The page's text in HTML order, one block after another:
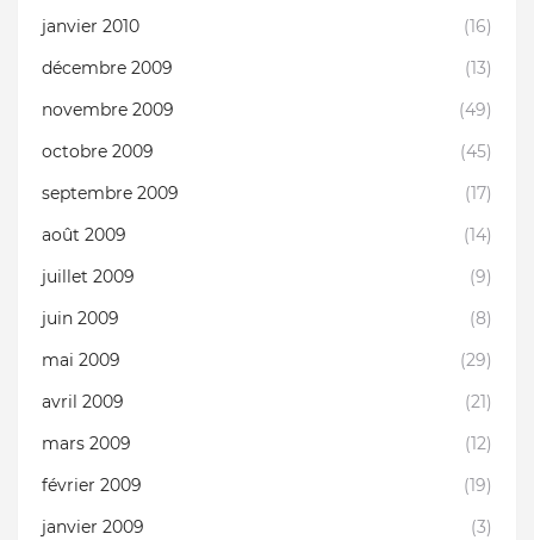
janvier 2010
(16)
décembre 2009
(13)
novembre 2009
(49)
octobre 2009
(45)
septembre 2009
(17)
août 2009
(14)
juillet 2009
(9)
juin 2009
(8)
mai 2009
(29)
avril 2009
(21)
mars 2009
(12)
février 2009
(19)
janvier 2009
(3)